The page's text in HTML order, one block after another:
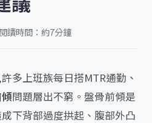
讀時間：約7分鐘
多上班族每日搭MTR通勤、
問題層出不窮。盤骨前傾是
下背部過度拱起、腹部外凸